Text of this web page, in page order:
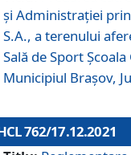
și Administrației
S.A., a terenului
Sală de Sport
Municipiul Brașov,
762/17.12.2021